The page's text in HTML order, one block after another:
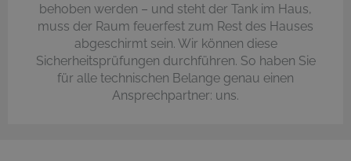
behoben werden – und steht der Tank im Haus,
muss der Raum feuerfest zum Rest des Hauses
abgeschirmt sein. Wir können diese
Sicherheitsprüfungen durchführen. So haben Sie
für alle technischen Belange genau einen
Ansprechpartner: uns.